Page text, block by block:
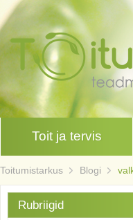
Toit ja tervis
Toitumistarkus Blogi
Rubriigid